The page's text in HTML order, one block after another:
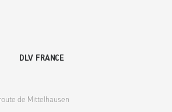
DLV FRANCE
de Mittelhausen